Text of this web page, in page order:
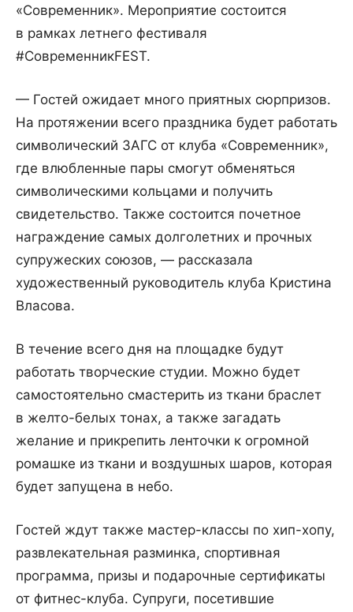
«Современник». Мероприятие состоится
в рамках летнего фестиваля
#СовременникFEST.
— Гостей ожидает много приятных сюрпризов.
На протяжении всего праздника будет работать
символический ЗАГС от клуба «Современник»,
где влюбленные пары смогут обменяться
символическими кольцами и получить
свидетельство. Также состоится почетное
награждение самых долголетних и прочных
супружеских союзов, — рассказала
художественный руководитель клуба Кристина
Власова.
В течение всего дня на площадке будут
работать творческие студии. Можно будет
самостоятельно смастерить из ткани браслет
в желто-белых тонах, а также загадать
желание и прикрепить ленточки к огромной
ромашке из ткани и воздушных шаров, которая
будет запущена в небо.
Гостей ждут также мастер-классы по хип-хопу,
развлекательная разминка, спортивная
программа, призы и подарочные сертификаты
от фитнес-клуба. Супруги, посетившие